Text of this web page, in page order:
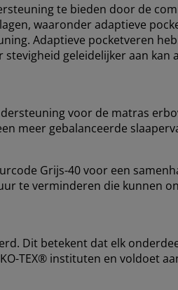
te bieden door de
waaronder adaptieve
Adaptieve pocketveren
geleidelijker aan kan
voor de matras
meer gebalanceerde
Grijs-40 voor een
te verminderen die kunnen
Dit betekent dat elk
TEX® instituten en voldoet